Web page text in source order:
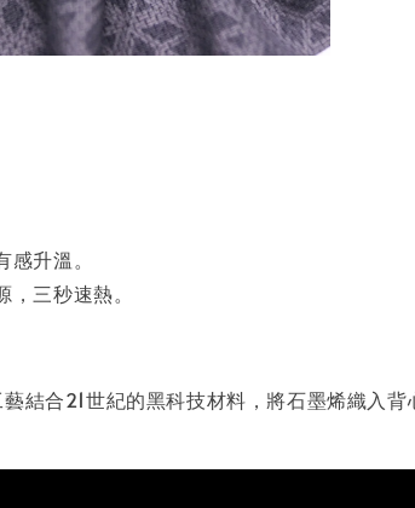
升溫。
三秒速熱。
結合21世紀的黑科技材料，將石墨烯織入